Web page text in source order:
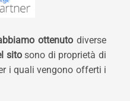
ottenuto diverse
sitosono di proprietà di
i quali vengono offerti i